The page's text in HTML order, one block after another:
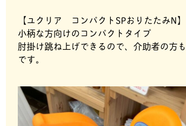
【ユクリア コンパクトSPおりたたみN】
小柄な方向けのコンパクトタイプ
肘掛け跳ね上げできるので、介助者の方
です。